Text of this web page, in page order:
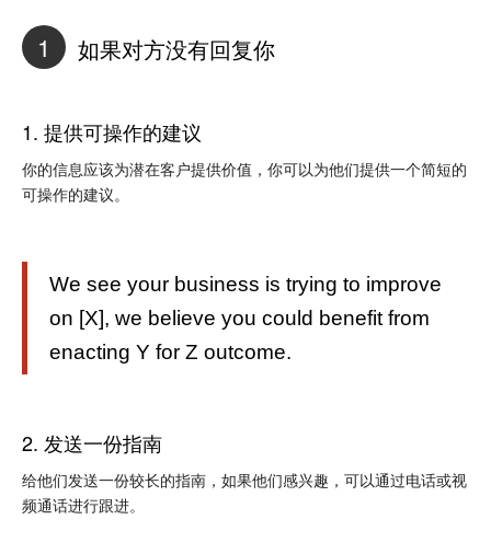
1 如果对方没有回复你
1. 提供可操作的建议
你的信息应该为潜在客户提供价值，你可以为他们提供一个简短的
可操作的建议。
We see your business is trying to improve
on [X], we believe you could benefit from
enacting Y for Z outcome.
2. 发送一份指南
给他们发送一份较长的指南，如果他们感兴趣，可以通过电话或视
频通话进行跟进。